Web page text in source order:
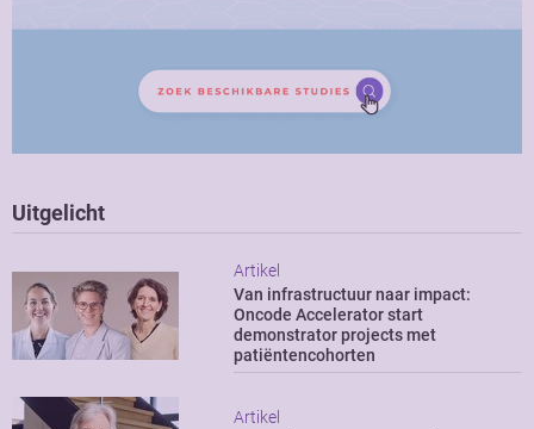
Uitgelicht
Artikel
Van infrastructuur naar impact:
Oncode Accelerator start
demonstrator projects met
patiëntencohorten
Artikel